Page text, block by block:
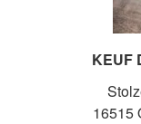
KEUF
16515